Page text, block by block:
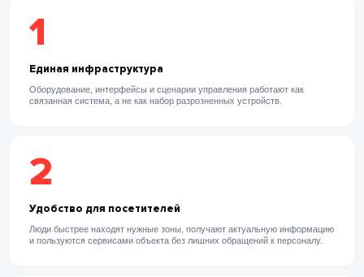
1
Единая инфраструктура
Оборудование, интерфейсы и сценарии управления работают как
связанная система, а не как набор разрозненных устройств.
2
Удобство для посетителей
Люди быстрее находят нужные зоны, получают актуальную информацию
и пользуются сервисами объекта без лишних обращений к персоналу.